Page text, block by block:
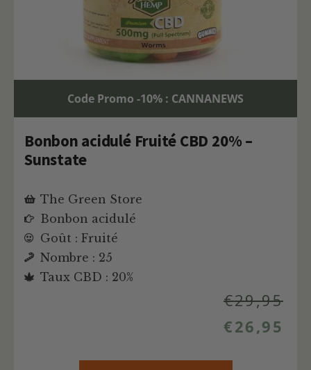
Code Promo -10% : CANNANEWS
Bonbon acidulé Fruité CBD 20% –
Sunstate
The Green Store
Bonbon acidulé
Goût : Fruité
Nombre : 25
Taux CBD : 20%
€29,95
€26,95